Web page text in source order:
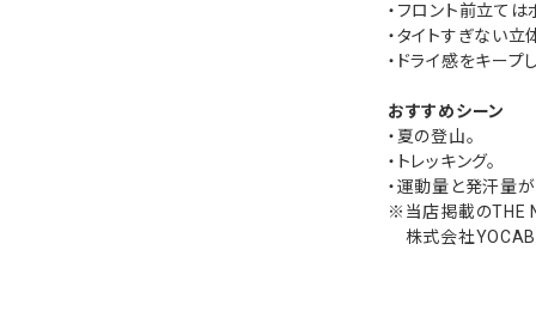
・フロント前立て
・タイトすぎない
・ドライ感をキープ
おすすめシーン
・夏の登山。
・トレッキング。
・運動量と発汗量
※当店掲載のTHE
株式会社